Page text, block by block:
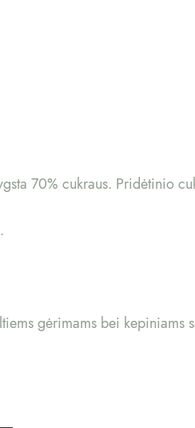
70% cukraus. Pridėtinio
gėrimams bei